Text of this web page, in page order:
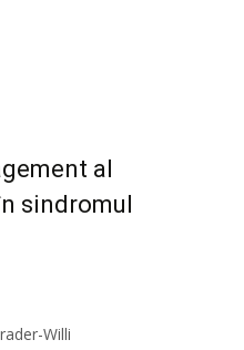
al
sindromul
Willi